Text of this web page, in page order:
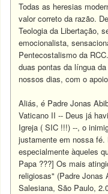
Todas as heresias
valor correto da razão.
Teologia da Libertação,
emocionalista,
Pentecostalismo da
duas pontas da língua
nossos dias, com o
Aliás, é Padre Jonas
Vaticano II -- Deus já
Igreja ( SIC !!!) --, o
justamente em nossa
especialmente àqueles
Papa ???] Os mais
religiosas" (Padre Jonas
Salesiana, São Paulo,